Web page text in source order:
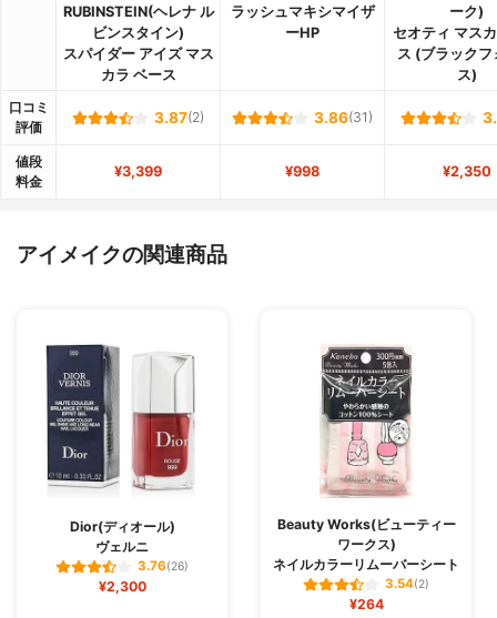
RUBINSTEIN(ヘレナ ル
ビンスタイン)
スパイダー アイズ マス
カラ ベース
ラッシュマキシマイザ
ーHP
ーク)
セオティ マス
ス (ブラックフ
ス)
口コミ
評価
3.87(2) 3.86(31)
値段
料金
¥3,399 ¥998 ¥2,350
アイメイクの関連商品
Dior(ディオール)
ヴェルニ
3.76(26)
¥2,300
Beauty Works(ビューティー
ワークス)
ネイルカラーリムーバーシート
3.54(2)
¥264